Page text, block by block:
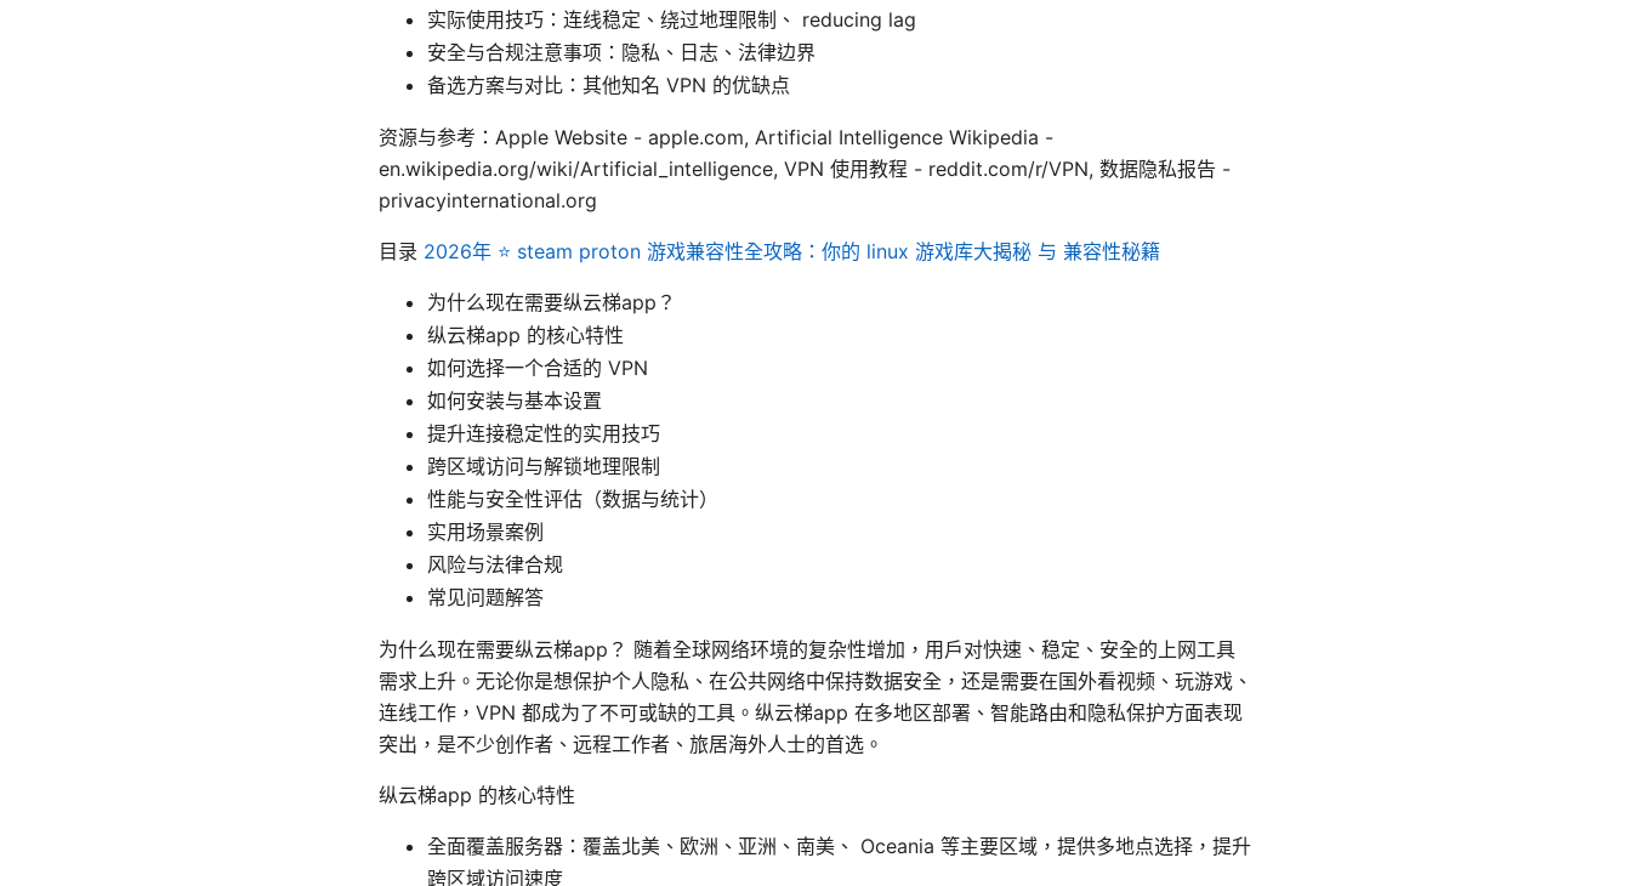
实际使用技巧：连线稳定、绕过地理限制、 reducing lag
安全与合规注意事项：隐私、日志、法律边界
备选方案与对比：其他知名 VPN 的优缺点
资源与参考：Apple Website - apple.com, Artificial Intelligence Wikipedia -
en.wikipedia.org/wiki/Artificial_intelligence, VPN 使用教程 - reddit.com/r/VPN, 数据隐私报告 -
privacyinternational.org
目录 2026年 ⭐ steam proton 游戏兼容性全攻略：你的 linux 游戏库大揭秘 与 兼容性秘籍
为什么现在需要纵云梯app？
纵云梯app 的核心特性
如何选择一个合适的 VPN
如何安装与基本设置
提升连接稳定性的实用技巧
跨区域访问与解锁地理限制
性能与安全性评估（数据与统计）
实用场景案例
风险与法律合规
常见问题解答
为什么现在需要纵云梯app？ 随着全球网络环境的复杂性增加，用户对快速、稳定、安全的上网工具
需求上升。无论你是想保护个人隐私、在公共网络中保持数据安全，还是需要在国外看视频、玩游戏、
连线工作，VPN 都成为了不可或缺的工具。纵云梯app 在多地区部署、智能路由和隐私保护方面表现
突出，是不少创作者、远程工作者、旅居海外人士的首选。
纵云梯app 的核心特性
全面覆盖服务器：覆盖北美、欧洲、亚洲、南美、 Oceania 等主要区域，提供多地点选择，提升
跨区域访问速度